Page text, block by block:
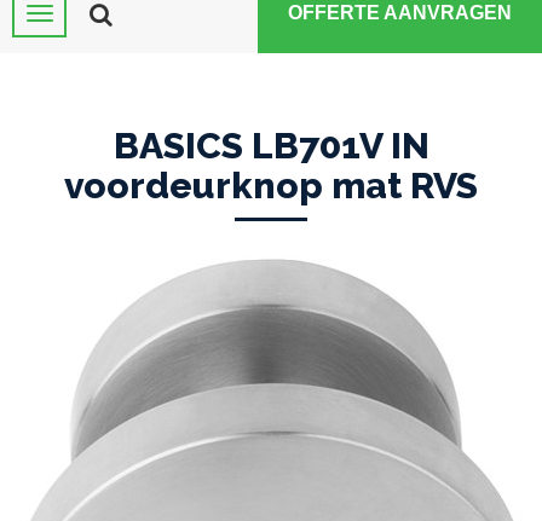
OFFERTE AANVRAGEN
BASICS LB701V IN
voordeurknop mat RVS